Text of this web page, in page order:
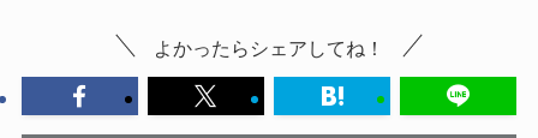
よかったらシェアしてね！